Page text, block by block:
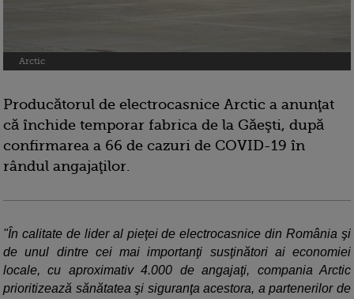
Arctic
Producătorul de electrocasnice Arctic a anunţat
că închide temporar fabrica de la Găeşti, după
confirmarea a 66 de cazuri de COVID-19 în
rândul angajaţilor.
"În calitate de lider al pieţei de electrocasnice din România şi
de unul dintre cei mai importanţi susţinători ai economiei
locale, cu aproximativ 4.000 de angajaţi, compania Arctic
prioritizează sănătatea şi siguranţa acestora, a partenerilor de